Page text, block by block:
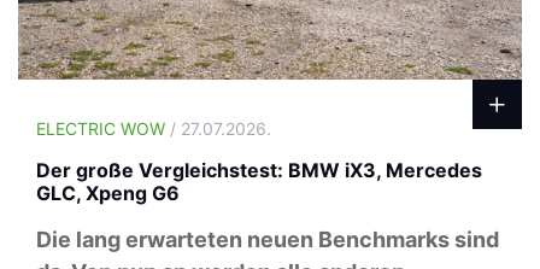
ELECTRIC WOW / 27.07.2026.
Der große Vergleichstest: BMW iX3, Mercedes
GLC, Xpeng G6
Die lang erwarteten neuen Benchmarks sind